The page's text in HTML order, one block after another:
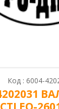
Код : 6004-